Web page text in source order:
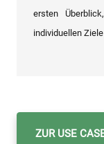
ersten
individuellen
ZUR USE